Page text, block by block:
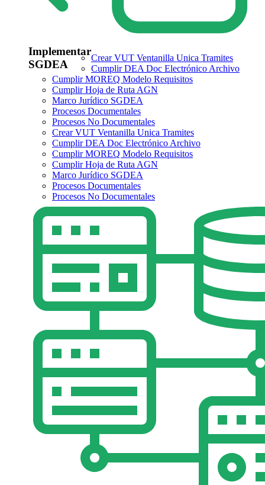
Implementar
SGDEA
Crear VUT Ventanilla Unica Tramites
Cumplir DEA Doc Electrónico Archivo
Cumplir MOREQ Modelo Requisitos
Cumplir Hoja de Ruta AGN
Marco Jurídico SGDEA
Procesos Documentales
Procesos No Documentales
Crear VUT Ventanilla Unica Tramites
Cumplir DEA Doc Electrónico Archivo
Cumplir MOREQ Modelo Requisitos
Cumplir Hoja de Ruta AGN
Marco Jurídico SGDEA
Procesos Documentales
Procesos No Documentales